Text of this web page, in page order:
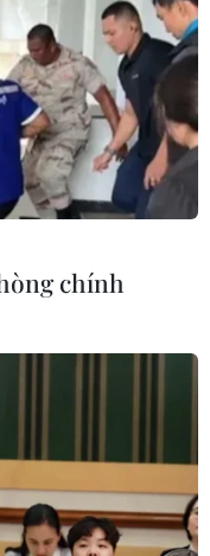
chính